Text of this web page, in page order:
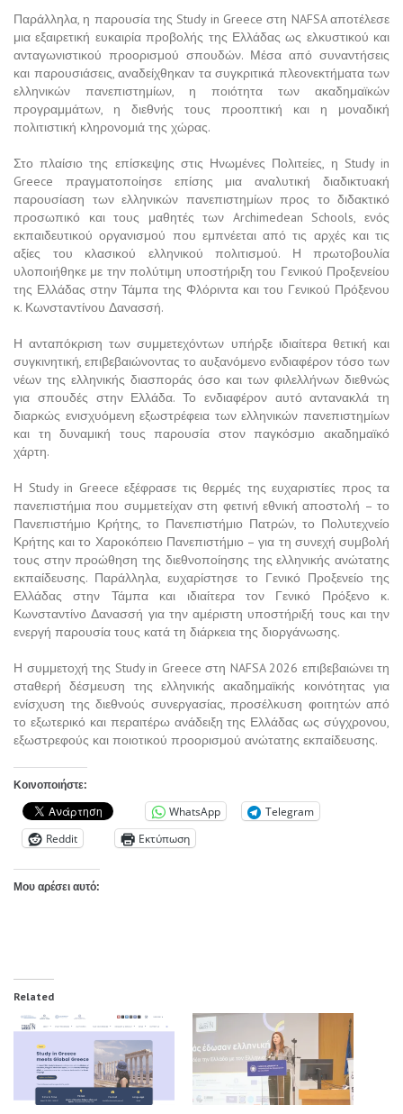
Παράλληλα, η παρουσία της Study in Greece στη NAFSA αποτέλεσε
μια εξαιρετική ευκαιρία προβολής της Ελλάδας ως ελκυστικού και
ανταγωνιστικού προορισμού σπουδών. Μέσα από συναντήσεις
και παρουσιάσεις, αναδείχθηκαν τα συγκριτικά πλεονεκτήματα των
ελληνικών πανεπιστημίων, η ποιότητα των ακαδημαϊκών
προγραμμάτων, η διεθνής τους προοπτική και η μοναδική
πολιτιστική κληρονομιά της χώρας.
Στο πλαίσιο της επίσκεψης στις Ηνωμένες Πολιτείες, η Study in
Greece πραγματοποίησε επίσης μια αναλυτική διαδικτυακή
παρουσίαση των ελληνικών πανεπιστημίων προς το διδακτικό
προσωπικό και τους μαθητές των Archimedean Schools, ενός
εκπαιδευτικού οργανισμού που εμπνέεται από τις αρχές και τις
αξίες του κλασικού ελληνικού πολιτισμού. Η πρωτοβουλία
υλοποιήθηκε με την πολύτιμη υποστήριξη του Γενικού Προξενείου
της Ελλάδας στην Τάμπα της Φλόριντα και του Γενικού Πρόξενου
κ. Κωνσταντίνου Δανασσή.
Η ανταπόκριση των συμμετεχόντων υπήρξε ιδιαίτερα θετική και
συγκινητική, επιβεβαιώνοντας το αυξανόμενο ενδιαφέρον τόσο των
νέων της ελληνικής διασποράς όσο και των φιλελλήνων διεθνώς
για σπουδές στην Ελλάδα. Το ενδιαφέρον αυτό αντανακλά τη
διαρκώς ενισχυόμενη εξωστρέφεια των ελληνικών πανεπιστημίων
και τη δυναμική τους παρουσία στον παγκόσμιο ακαδημαϊκό
χάρτη.
Η Study in Greece εξέφρασε τις θερμές της ευχαριστίες προς τα
πανεπιστήμια που συμμετείχαν στη φετινή εθνική αποστολή – το
Πανεπιστήμιο Κρήτης, το Πανεπιστήμιο Πατρών, το Πολυτεχνείο
Κρήτης και το Χαροκόπειο Πανεπιστήμιο – για τη συνεχή συμβολή
τους στην προώθηση της διεθνοποίησης της ελληνικής ανώτατης
εκπαίδευσης. Παράλληλα, ευχαρίστησε το Γενικό Προξενείο της
Ελλάδας στην Τάμπα και ιδιαίτερα τον Γενικό Πρόξενο κ.
Κωνσταντίνο Δανασσή για την αμέριστη υποστήριξή τους και την
ενεργή παρουσία τους κατά τη διάρκεια της διοργάνωσης.
Η συμμετοχή της Study in Greece στη NAFSA 2026 επιβεβαιώνει τη
σταθερή δέσμευση της ελληνικής ακαδημαϊκής κοινότητας για
ενίσχυση της διεθνούς συνεργασίας, προσέλκυση φοιτητών από
το εξωτερικό και περαιτέρω ανάδειξη της Ελλάδας ως σύγχρονου,
εξωστρεφούς και ποιοτικού προορισμού ανώτατης εκπαίδευσης.
Κοινοποιήστε:
WhatsApp
Telegram
Reddit
Εκτύπωση
Μου αρέσει αυτό:
Related